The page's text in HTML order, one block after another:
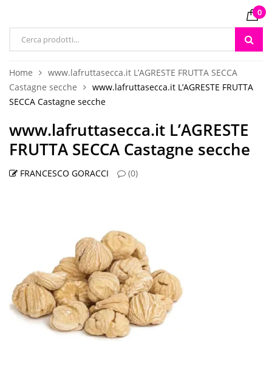
Products
0
Home
www.lafruttasecca.it L’AGRESTE FRUTTA SECCA
Castagne secche
www.lafruttasecca.it L’AGRESTE FRUTTA
SECCA Castagne secche
www.lafruttasecca.it L’AGRESTE
FRUTTA SECCA Castagne secche
FRANCESCO GORACCI (0)